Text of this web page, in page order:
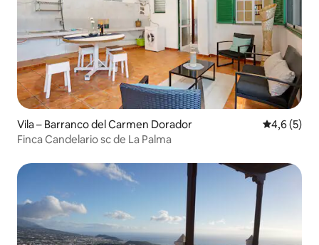
Vila – Barranco del Carmen Dorador Prosječna
4,6 (5)
Finca Candelario sc de La Palma